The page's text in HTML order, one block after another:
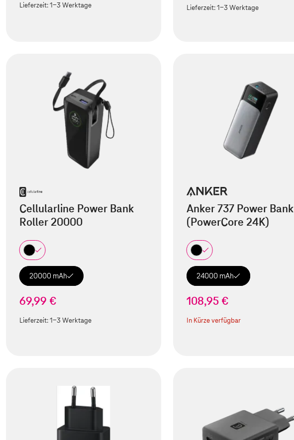
Lieferzeit:1-3 Werktage Lieferzeit:1-3 Werktage
Cellularline Power Bank
Roller 20000
20000 mAh
69,99 €
Lieferzeit:1-3 Werktage
Anker 737 Power Bank
(PowerCore 24K)
24000 mAh
108,95 €
In Kürze verfügbar